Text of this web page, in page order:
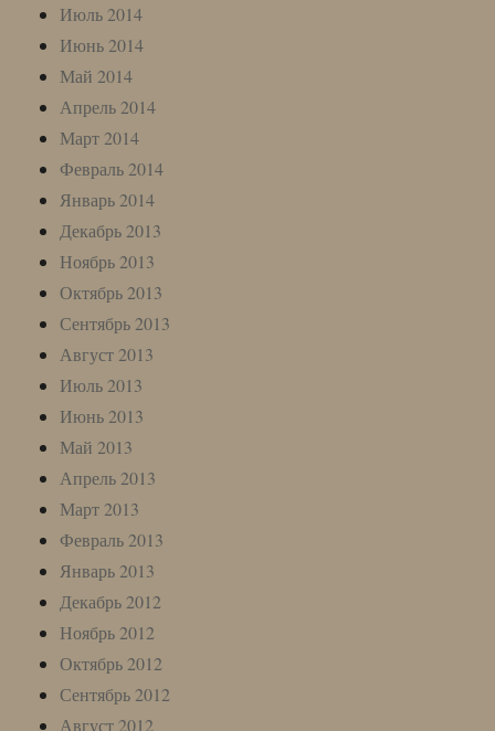
Июль 2014
Июнь 2014
Май 2014
Апрель 2014
Март 2014
Февраль 2014
Январь 2014
Декабрь 2013
Ноябрь 2013
Октябрь 2013
Сентябрь 2013
Август 2013
Июль 2013
Июнь 2013
Май 2013
Апрель 2013
Март 2013
Февраль 2013
Январь 2013
Декабрь 2012
Ноябрь 2012
Октябрь 2012
Сентябрь 2012
Август 2012